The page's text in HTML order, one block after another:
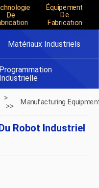
De
Équipement
De
Fabrication
Matériaux Industriels
Programmation
Industrielle
>
>>
Manufacturing
Robot Industriel